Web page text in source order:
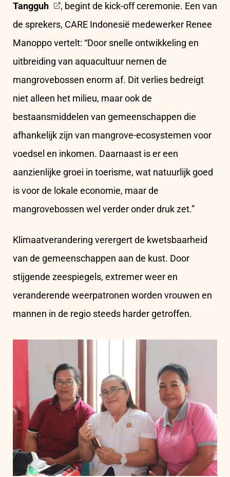
Tangguh
, begint de kick-off ceremonie. Een van
de sprekers, CARE Indonesië medewerker Renee
Manoppo vertelt: “Door snelle ontwikkeling en
uitbreiding van aquacultuur nemen de
mangrovebossen enorm af. Dit verlies bedreigt
niet alleen het milieu, maar ook de
bestaansmiddelen van gemeenschappen die
afhankelijk zijn van mangrove-ecosystemen voor
voedsel en inkomen. Daarnaast is er een
aanzienlijke groei in toerisme, wat natuurlijk goed
is voor de lokale economie, maar de
mangrovebossen wel verder onder druk zet.”
Klimaatverandering verergert de kwetsbaarheid
van de gemeenschappen aan de kust. Door
stijgende zeespiegels, extremer weer en
veranderende weerpatronen worden vrouwen en
mannen in de regio steeds harder getroffen.